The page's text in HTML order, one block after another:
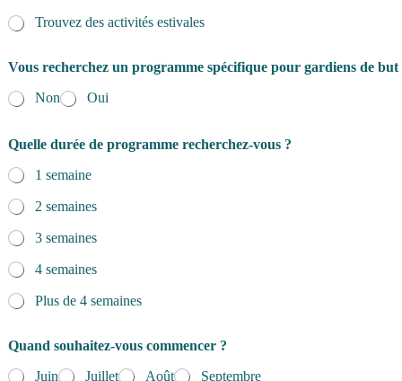
Trouvez des activités estivales
Vous recherchez un programme spécifique pour gardiens de but
Non
Oui
Quelle durée de programme recherchez-vous ?
1 semaine
2 semaines
3 semaines
4 semaines
Plus de 4 semaines
Quand souhaitez-vous commencer ?
Juin
Juillet Août Septembre